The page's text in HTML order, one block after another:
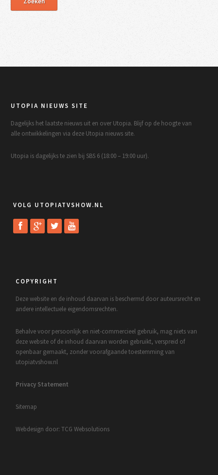
UTOPIA NIEUWS SITE
Dagelijks het laatste nieuws uit en over Utopia. Blijf op de hoogte van
alle ontwikkelingen via deze Utopia nieuws site.
Utopia is dagelijks te zien bij SBS 6 (18:00 – 19:00 uur).
VOLG UTOPIATVSHOW.NL
COPYRIGHT
Deze website en de inhoud daarvan is beschermd door auteursrecht en
andere intellectuele eigendomsrechten.
Behalve voor persoonlijk en niet-commercieel gebruik, mag niets van
deze website of de inhoud daarvan worden gebruikt, verspreid of
openbaar gemaakt, zonder voorafgaande toestemming van
utopiatvshow.nl
Privacy Statement
Sitemap
Webdesign door: TCG Websolutions